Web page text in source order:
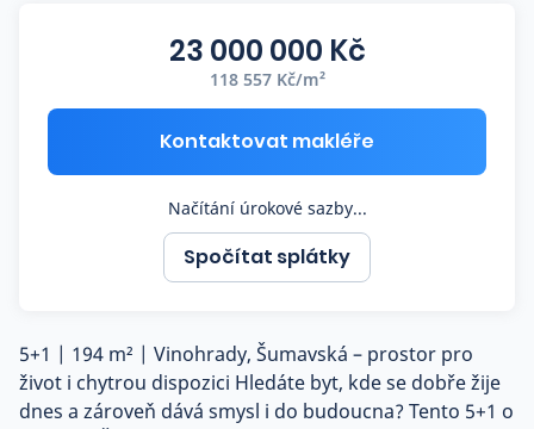
Blog
Kontakt
23 000 000 Kč
118 557 Kč/m²
Kontaktovat makléře
Načítání úrokové sazby...
Spočítat splátky
5+1 | 194 m² | Vinohrady, Šumavská – prostor pro
život i chytrou dispozici Hledáte byt, kde se dobře žije
dnes a zároveň dává smysl i do budoucna? Tento 5+1 o